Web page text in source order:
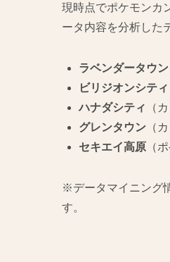
現時点でポケモンカ
ータ内容を分析した
ラベンダータウン
ビリジオンシティ
ハナダシティ
（
グレンタウン （
セキエイ高原 （
※データマイニング
す。